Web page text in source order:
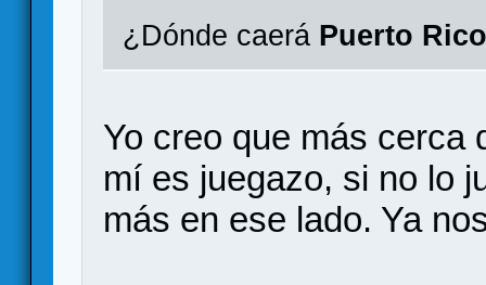
¿Dónde caerá Puerto
Yo creo que más cerca
mí es juegazo, si no lo
más en ese lado. Ya